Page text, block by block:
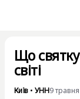
Що
світі
Київ • УНН9